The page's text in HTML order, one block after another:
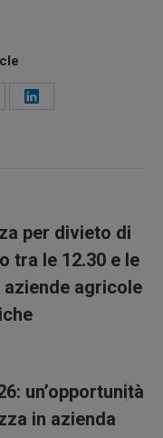
Condividi
per divieto di
tra le 12.30 e le
aziende agricole
un’opportunità
in azienda